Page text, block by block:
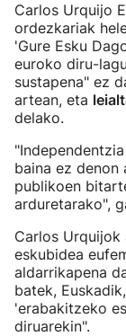
Carlos Urquijo
ordezkariak
'Gure Esku
euroko diru-
sustapena" ez
artean, eta
delako.
baina ez denon
publikoen
arduretarako",
Carlos Urquijok
eskubidea
aldarrikapena
batek,
'erabakitzeko
diruarekin".